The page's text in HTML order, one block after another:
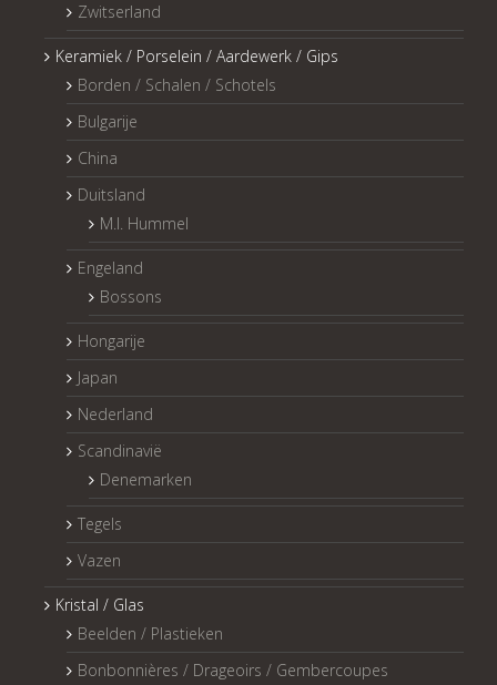
Zwitserland
Keramiek / Porselein / Aardewerk / Gips
Borden / Schalen / Schotels
Bulgarije
China
Duitsland
M.I. Hummel
Engeland
Bossons
Hongarije
Japan
Nederland
Scandinavië
Denemarken
Tegels
Vazen
Kristal / Glas
Beelden / Plastieken
Bonbonnières / Drageoirs / Gembercoupes